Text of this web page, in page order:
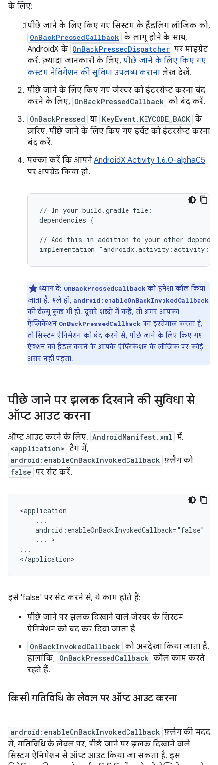
के लिए:
पीछे जाने के लिए किए गए सिस्टम के हैंडलिंग लॉजिक को,
OnBackPressedCallback के लागू होने के साथ,
AndroidX के OnBackPressedDispatcher पर माइग्रेट
करें. ज़्यादा जानकारी के लिए, पीछे जाने के लिए किए गए
कस्टम नेविगेशन की सुविधा उपलब्ध कराना लेख देखें.
पीछे जाने के लिए किए गए जेस्चर को इंटरसेप्ट करना बंद
करने के लिए, OnBackPressedCallback को बंद करें.
OnBackPressed या KeyEvent.KEYCODE_BACK के
ज़रिए, पीछे जाने के लिए किए गए इवेंट को इंटरसेप्ट करना
बंद करें.
पक्का करें कि आपने AndroidX Activity 1.6.0-alpha05
पर अपग्रेड किया हो.
// In your build.gradle file:
dependencies {
// Add this in addition to your other
implementation
ध्यान दें: OnBackPressedCallback को हमेशा कॉल किया
जाता है. भले ही, android:enableOnBackInvokedCallback
की वैल्यू कुछ भी हो. दूसरे शब्दों में कहें, तो अगर आपका
ऐप्लिकेशन OnBackPressedCallback का इस्तेमाल करता है,
तो सिस्टम ऐनिमेशन को बंद करने से, पीछे जाने के लिए किए गए
ऐक्शन को हैंडल करने के आपके ऐप्लिकेशन के लॉजिक पर कोई
असर नहीं पड़ता.
पीछे जाने पर झलक दिखाने की सुविधा से
ऑप्ट आउट करना
ऑप्ट आउट करने के लिए, AndroidManifest.xml में,
<application> टैग में,
android:enableOnBackInvokedCallback फ़्लैग को
false पर सेट करें.
<application
    ...
    android:enableOnBackInvokedCallback="false"
    ... >
...
इसे 'false' पर सेट करने से, ये काम होते हैं:
पीछे जाने पर झलक दिखाने वाले जेस्चर के सिस्टम
ऐनिमेशन को बंद कर दिया जाता है.
OnBackInvokedCallback को अनदेखा किया जाता है.
हालांकि, OnBackPressedCallback कॉल काम करते
रहते हैं.
किसी गतिविधि के लेवल पर ऑप्ट आउट करना
android:enableOnBackInvokedCallback फ़्लैग की मदद
से, गतिविधि के लेवल पर, पीछे जाने पर झलक दिखाने वाले
सिस्टम ऐनिमेशन से ऑप्ट आउट किया जा सकता है. इस